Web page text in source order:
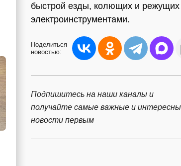
быстрой езды, колющих и режущих
электроинструментами.
Поделиться
новостью:
Подпишитесь на наши каналы и
получайте самые важные и
новости первым